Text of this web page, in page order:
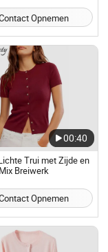
Opnemen
00:40
Trui met Zijde en
Breiwerk
Opnemen